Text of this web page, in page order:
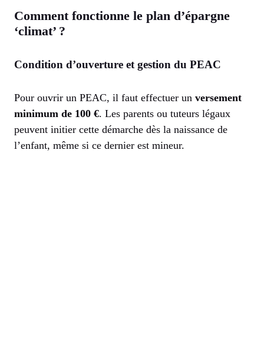
Comment fonctionne le plan d’épargne
‘climat’ ?
Condition d’ouverture et gestion du PEAC
Pour ouvrir un PEAC, il faut effectuer un versement
minimum de 100 €. Les parents ou tuteurs légaux
peuvent initier cette démarche dès la naissance de
l’enfant, même si ce dernier est mineur.